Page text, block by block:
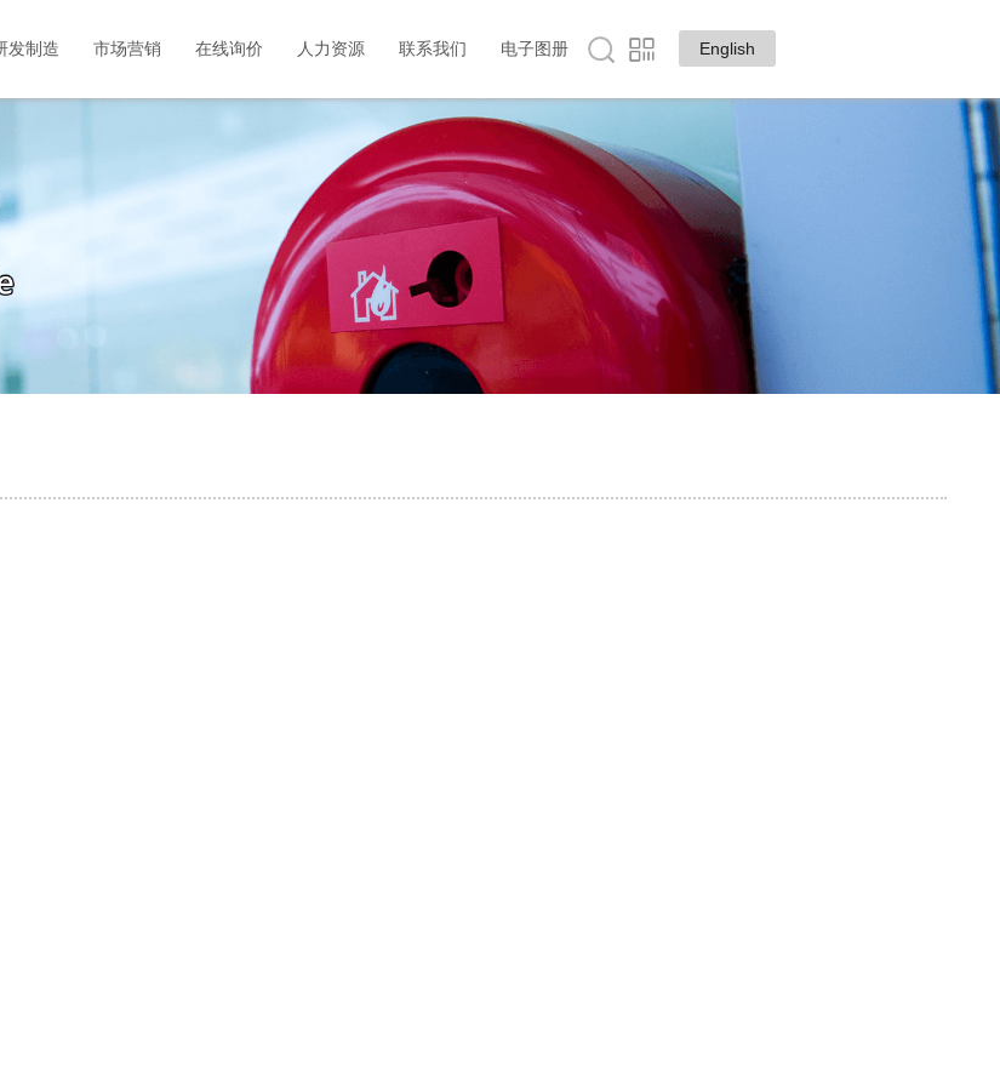
发制造 市场营销 在线询价 人力资源 联系我们 电子图册 English